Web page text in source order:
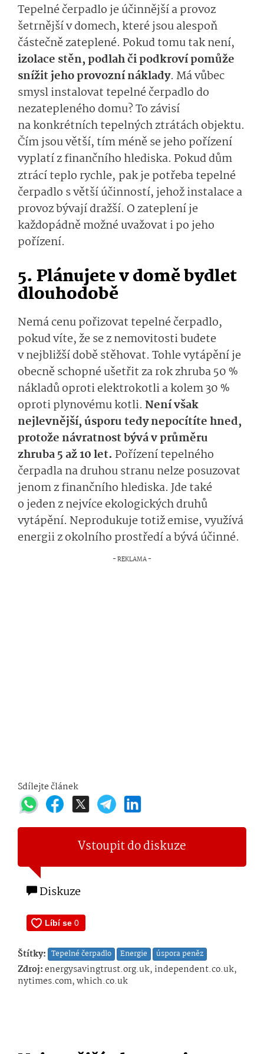
Tepelné čerpadlo je účinnější a provoz
šetrnější v domech, které jsou alespoň
částečně zateplené. Pokud tomu tak není,
izolace stěn, podlah či podkroví pomůže
snížit jeho provozní náklady. Má vůbec
smysl instalovat tepelné čerpadlo do
nezatepleného domu?To závisí
na konkrétních tepelných ztrátách objektu.
Čím jsou větší, tím méně se jeho pořízení
vyplatí z finančního hlediska. Pokud dům
ztrácí teplo rychle, pak je potřeba tepelné
čerpadlo s větší účinností, jehož instalace a
provoz bývají dražší. O zateplení je
každopádně možné uvažovat i po jeho
pořízení.
5. Plánujete v domě bydlet
dlouhodobě
Nemá cenu pořizovat tepelné čerpadlo,
pokud víte, že se z nemovitosti budete
v nejbližší době stěhovat. Tohle vytápění je
obecně schopné ušetřit za rok zhruba 50 %
nákladů oproti elektrokotli a kolem 30 %
oproti plynovému kotli. Není však
nejlevnější, úsporu tedy nepocítíte hned,
protože návratnost bývá v průměru
zhruba 5 až 10 let. Pořízení tepelného
čerpadla na druhou stranu nelze posuzovat
jenom z finančního hlediska. Jde také
o jeden z nejvíce ekologických druhů
vytápění. Neprodukuje totiž emise, využívá
energii z okolního prostředí a bývá účinné.
Sdílejte článek
Vstoupit do diskuze
Diskuze
Štítky: Tepelné čerpadlo Energie úspora peněz
Zdroj:energysavingtrust.org.uk, independent.co.uk,
nytimes.com, which.co.uk